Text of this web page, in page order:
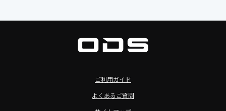
デジタルホワイトボード／電子黒板
BIAMP ／ Apart Audio（バイアンプ）
SpeakerCraft（スピーカークラフト）
>NFCタブレット
>Windowsタブレット
オーディーエスが選ばれる理由
ご利用ガイド
よくあるご質問